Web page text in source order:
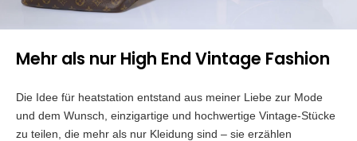
Mehr als nur High End Vintage Fashion
Die Idee für heatstation entstand aus meiner Liebe zur Mode
und dem Wunsch, einzigartige und hochwertige Vintage-Stücke
zu teilen, die mehr als nur Kleidung sind – sie erzählen